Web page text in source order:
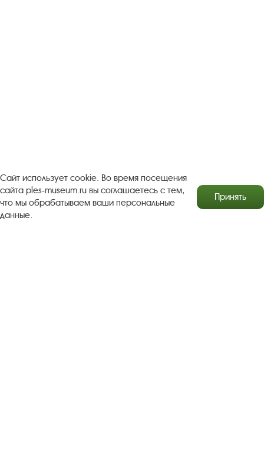
Антикоррупционная деятельность
Сайт использует cookie. Во время посещения
сайта ples-museum.ru вы соглашаетесь с тем,
что мы обрабатываем ваши персональные
данные.
Принять